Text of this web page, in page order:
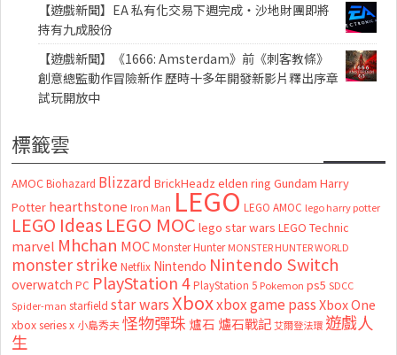
【遊戲新聞】EA 私有化交易下週完成・沙地財團即將
持有九成股份
【遊戲新聞】《1666: Amsterdam》前《刺客教條》
創意總監動作冒險新作 歷時十多年開發新影片釋出序章
試玩開放中
標籤雲
AMOC Biohazard Blizzard BrickHeadz elden ring Gundam Harry
Potter hearthstone Iron Man LEGO LEGO AMOC lego harry potter
LEGO Ideas LEGO MOC lego star wars LEGO Technic
marvel Mhchan MOC Monster Hunter MONSTER HUNTER WORLD
monster strike Netflix Nintendo Nintendo Switch
overwatch PC PlayStation 4 PlayStation 5 Pokemon ps5 SDCC
Spider-man starfield star warsXboxxbox game passXbox One
xbox series x 小島秀夫怪物彈珠 爐石 爐石戰記艾爾登法環 遊戲人
生